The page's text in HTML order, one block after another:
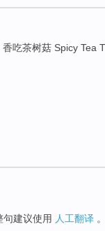
吃茶树菇 Spicy Tea
句建议使用 人工翻译